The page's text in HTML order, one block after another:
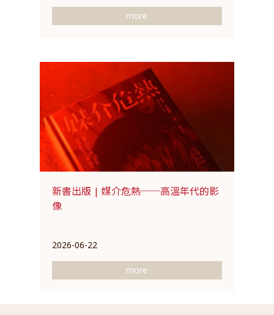
more
新書出版 | 媒介危熱──高溫年代的影
像
2026-06-22
more